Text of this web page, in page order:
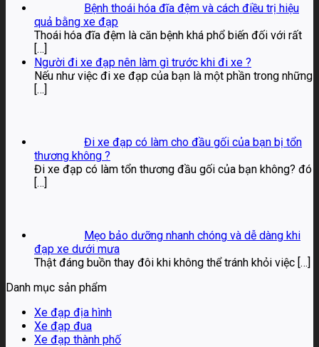
Bệnh thoái hóa đĩa đệm và cách điều trị hiệu
quả bằng xe đạp
Thoái hóa đĩa đệm là căn bệnh khá phổ biến đối với rất
[…]
Người đi xe đạp nên làm gì trước khi đi xe ?
Nếu như việc đi xe đạp của bạn là một phần trong những
[…]
Đi xe đạp có làm cho đầu gối của bạn bị tổn
thương không ?
Đi xe đạp có làm tổn thương đầu gối của bạn không? đó
[…]
Mẹo bảo dưỡng nhanh chóng và dễ dàng khi
đạp xe dưới mưa
Thật đáng buồn thay đôi khi không thể tránh khỏi việc […]
Danh mục sản phẩm
Xe đạp địa hình
Xe đạp đua
Xe đạp thành phố